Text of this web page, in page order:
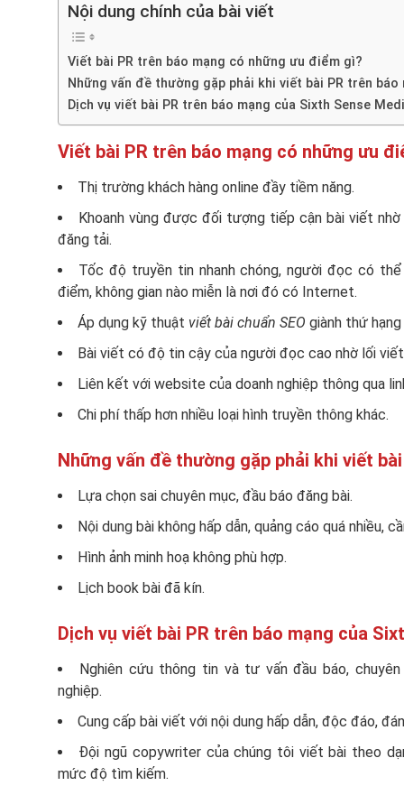
Nội dung chính của bài viết
Viết bài PR trên báo mạng có những ưu điểm gì?
Những vấn đề thường gặp phải khi viết bài PR trên báo
Dịch vụ viết bài PR trên báo mạng của Sixth Sense
Viết bài PR trên báo mạng có những ưu
Thị trường khách hàng online đầy tiềm năng.
Khoanh vùng được đối tượng tiếp cận bài viết
đăng tải.
Tốc độ truyền tin nhanh chóng, người đọc có
điểm, không gian nào miễn là nơi đó có Internet.
Áp dụng kỹ thuật viết bài chuẩn SEO giành thứ
Bài viết có độ tin cậy của người đọc cao nhờ lối
Liên kết với website của doanh nghiệp thông qua
Chi phí thấp hơn nhiều loại hình truyền thông khác.
Những vấn đề thường gặp phải khi viết
Lựa chọn sai chuyên mục, đầu báo đăng bài.
Nội dung bài không hấp dẫn, quảng cáo quá nhiều,
Hình ảnh minh hoạ không phù hợp.
Lịch book bài đã kín.
Dịch vụ viết bài PR trên báo mạng của
Nghiên cứu thông tin và tư vấn đầu báo,
nghiệp.
Cung cấp bài viết với nội dung hấp dẫn, độc đáo,
Đội ngũ copywriter của chúng tôi viết bài theo
mức độ tìm kiếm.